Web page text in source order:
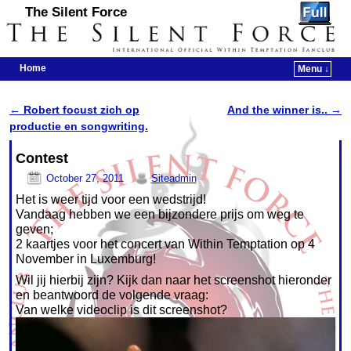
The Silent Force
Home
Menu ↓
Post navigation
← Robert focust zich op
productie en songwriting.
And the winner is.. →
Contest
October 27, 2011 Siteadmin
Het is weer tijd voor een wedstrijd!
Vandaag hebben we een bijzondere prijs om weg te
geven;
2 kaartjes voor het concert van Within Temptation op 4
November in Luxemburg!
Wil jij hierbij zijn? Kijk dan naar het screenshot hieronder
en beantwoord de volgende vraag:
Van welke videoclip is dit screenshot?